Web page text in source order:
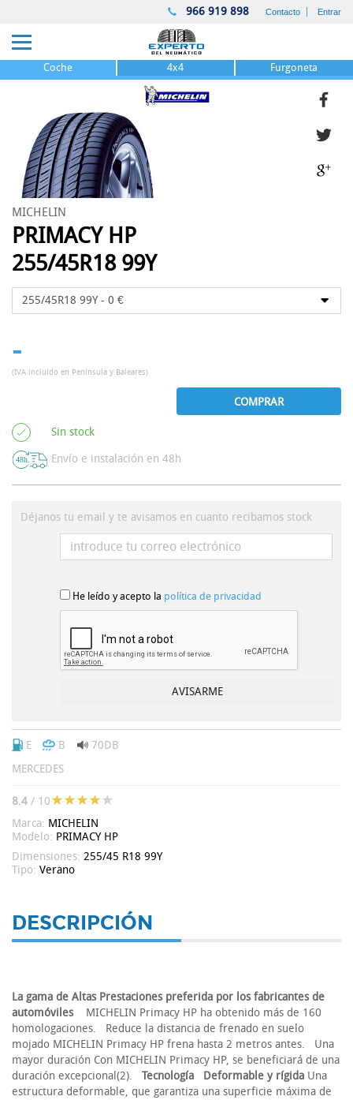
966 919 898 Contacto Entrar
Coche 4x4 Furgoneta
MICHELIN
PRIMACY HP
255/45R18 99Y
-
(IVA incluído en Península y Baleares)
COMPRAR
Sin stock
Envío e instalación en 48h
Déjanos tu email y te avisamos en cuanto recibamos stock
He leído y acepto la política de privacidad
E B
70DB
MERCEDES
8.4 / 10
Marca: MICHELIN
Modelo: PRIMACY HP
Dimensiones: 255/45 R18 99Y
Tipo: Verano
DESCRIPCIÓN
La gama de Altas Prestaciones preferida por los fabricantes de
automóviles
MICHELIN Primacy HP ha obtenido más de 160
homologaciones. Reduce la distancia de frenado en suelo
mojado MICHELIN Primacy HP frena hasta 2 metros antes. Una
mayor duración Con MICHELIN Primacy HP, se beneficiará de una
duración excepcional(2). Tecnología Deformable y rígida Una
estructura deformable, que garantiza una superficie máxima de